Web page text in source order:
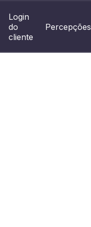
Login
do
cliente
Percepções